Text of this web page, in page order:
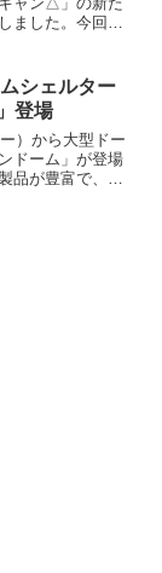
ました。今回は
。詳細をレビュ
シェルター
登場
）から大型ドー
ドーム」が登場
品が豊富で、オ